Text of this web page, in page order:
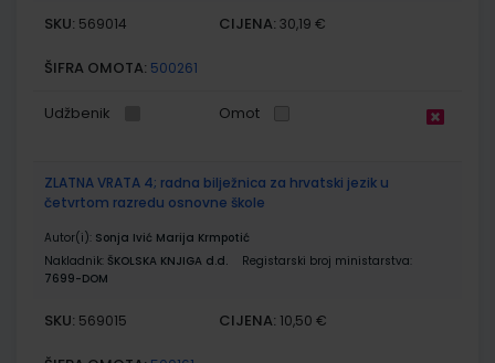
SKU: 569014 CIJENA: 30,19 €
ŠIFRA OMOTA: 500261
Udžbenik Omot
ZLATNA VRATA 4; radna bilježnica za hrvatski jezik u
četvrtom razredu osnovne škole
Autor(i): Sonja Ivić Marija Krmpotić
Nakladnik: ŠKOLSKA KNJIGA d.d.
Registarski broj ministarstva:
7699-DOM
SKU: 569015 CIJENA: 10,50 €